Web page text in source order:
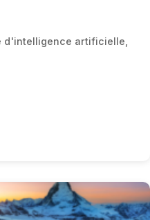
d'intelligence artificielle,